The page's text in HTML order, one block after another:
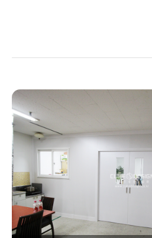
화성 병점 칸막이공사 20평ㆍ미닫이도어
Posted on
2021년 1월 1일